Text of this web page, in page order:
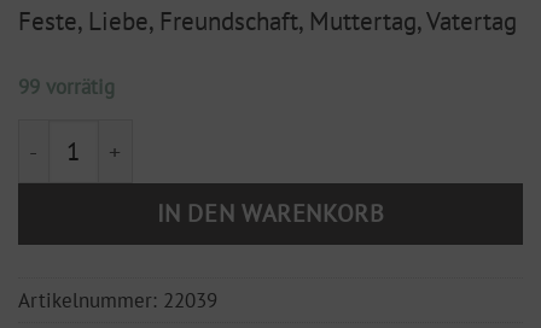
Feste, Liebe, Freundschaft, Muttertag, Vatertag
99 vorrätig
Klappkarte, 150x150 mm mit Hülle "hab'dich lieb"
IN DEN WARENKORB
Artikelnummer: 22039